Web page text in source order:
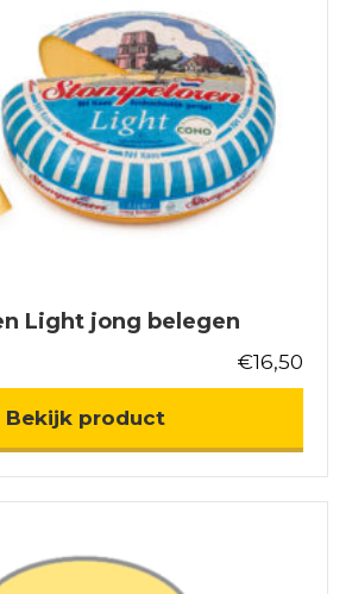
Light jong belegen
€16,50
Bekijk product